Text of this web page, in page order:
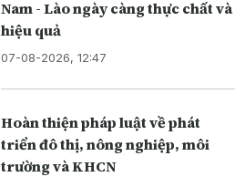
Nam - Lào ngày càng thực chất và
hiệu quả
07-08-2026, 12:47
Hoàn thiện pháp luật về phát
triển đô thị, nông nghiệp, môi
trường và KHCN